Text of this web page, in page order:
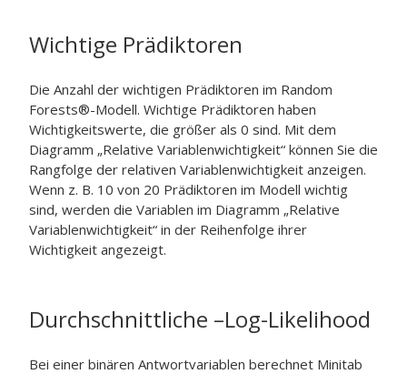
Wichtige Prädiktoren
Die Anzahl der wichtigen Prädiktoren im Random
Forests®-Modell. Wichtige Prädiktoren haben
Wichtigkeitswerte, die größer als 0 sind. Mit dem
Diagramm „Relative Variablenwichtigkeit“ können Sie die
Rangfolge der relativen Variablenwichtigkeit anzeigen.
Wenn z. B. 10 von 20 Prädiktoren im Modell wichtig
sind, werden die Variablen im Diagramm „Relative
Variablenwichtigkeit“ in der Reihenfolge ihrer
Wichtigkeit angezeigt.
Durchschnittliche –Log-Likelihood
Bei einer binären Antwortvariablen berechnet Minitab